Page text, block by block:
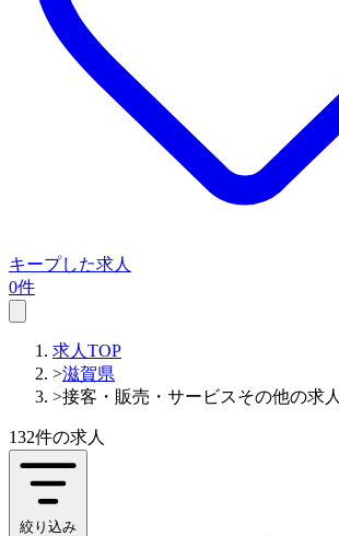
キープした求人
0件
求人TOP
>滋賀県
>接客・販売・サービスその他の求人
132件の求人
絞り込み